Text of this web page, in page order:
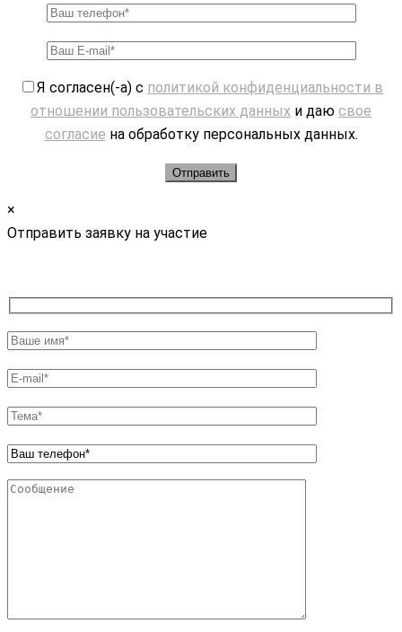
Я согласен(-а) с политикой конфиденциальности в
отношении пользовательских данных и даю свое
согласие на обработку персональных данных.
×
Отправить заявку на участие